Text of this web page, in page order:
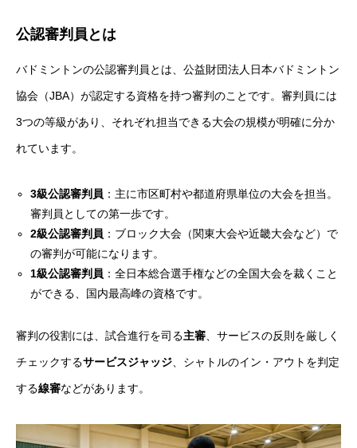
公認審判員とは
バドミントンの公認審判員とは、公益財団法人日本バドミントン
協会（JBA）が認定する資格を持つ審判のことです。審判員には
3つの等級があり、それぞれ担当できる大会の規模が明確に分か
れています。
3級公認審判員 ：主に市区町村や都道府県単位の大会を担当。
審判員としての第一歩です。
2級公認審判員 ：ブロック大会（関東大会や近畿大会など）で
の審判が可能になります。
1級公認審判員 ：全日本総合選手権などの全国大会を裁くこと
ができる、国内最高峰の資格です。
審判の役割には、試合進行を司る主審 、サービスの反則を厳しく
チェックするサービスジャッジ 、シャトルのイン・アウトを判定
する線審などがあります。